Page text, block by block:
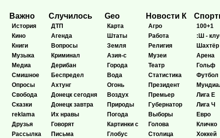
Важно
История
Кино
Книги
Музыка
Медиа
Смишное
Опросы
Свобода
Сказки
reklama
Друзья
Рассылка
Случилось
ДТП
Агенда
Вопросы
Криминал
Дерибан
Беспредел
Ахтунг
Донецк сегодня
Донецк завтра
Их нравы
Говорят
Письма
Geo
Карта
Штаты
Земля
Азия-с
Города
Вода
Огонь
Воздух
Природы
Погода
Картинки с
Глобус
Новости К
Агро
Работа
Религия
Музеи
Театр
Статистика
Президент
Премьер
Губернатор
Выборы
Голова
Столица
100+1
:Ш -
Шахтёр
Арена
Гольф
Футбол
Лига Е
Лига Ч
Евро
Кличко
Хоккей